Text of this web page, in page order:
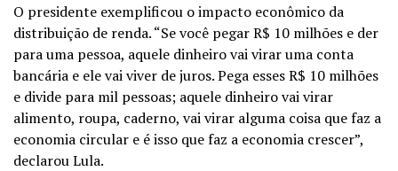
O presidente exemplificou o impacto econômico da
distribuição de renda. “Se você pegar R$ 10 milhões e der
para uma pessoa, aquele dinheiro vai virar uma conta
bancária e ele vai viver de juros. Pega esses R$ 10 milhões
e divide para mil pessoas; aquele dinheiro vai virar
alimento, roupa, caderno, vai virar alguma coisa que faz a
economia circular e é isso que faz a economia crescer”,
declarou Lula.